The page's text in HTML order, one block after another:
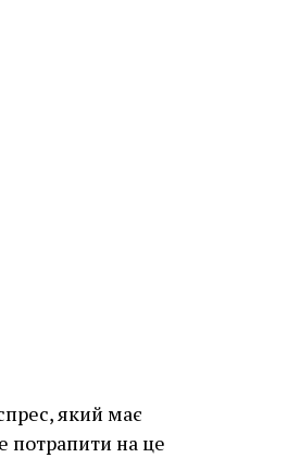
який має
потрапити на це